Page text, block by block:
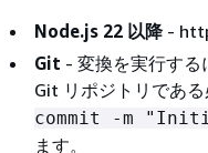
Node.js 22 以降 -
Git - 変換を実行する
Git リポジトリであ
commit -m
ます。